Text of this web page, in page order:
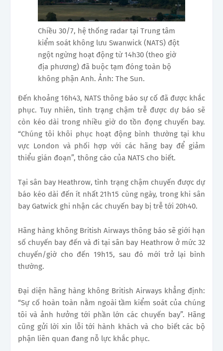
Chiều 30/7, hệ thống radar tại Trung tâm
kiểm soát không lưu Swanwick (NATS) đột
ngột ngừng hoạt động từ 14h30 (theo giờ
địa phương) đã buộc tạm đóng toàn bộ
không phận Anh. Ảnh: The Sun.
Đến khoảng 16h43, NATS thông báo sự cố đã được khắc
phục. Tuy nhiên, tình trạng chậm trễ được dự báo sẽ
còn kéo dài trong nhiều giờ do tồn đọng chuyến bay.
“Chúng tôi khôi phục hoạt động bình thường tại khu
vực London và phối hợp với các hãng bay để giảm
thiểu gián đoạn”, thông cáo của NATS cho biết.
Tại sân bay Heathrow, tình trạng chậm chuyến được dự
báo kéo dài đến ít nhất 21h15 cùng ngày, trong khi sân
bay Gatwick ghi nhận các chuyến bay bị trễ tới 20h40.
Hãng hàng không British Airways thông báo sẽ giới hạn
số chuyến bay đến và đi tại sân bay Heathrow ở mức 32
chuyến/giờ cho đến 19h15, sau đó mới trở lại bình
thường.
Đại diện hãng hàng không British Airways khẳng định:
“Sự cố hoàn toàn nằm ngoài tầm kiểm soát của chúng
tôi và ảnh hưởng tới phần lớn các chuyến bay”. Hãng
cũng gửi lời xin lỗi tới hành khách và cho biết các bộ
phận liên quan đang nỗ lực khắc phục.